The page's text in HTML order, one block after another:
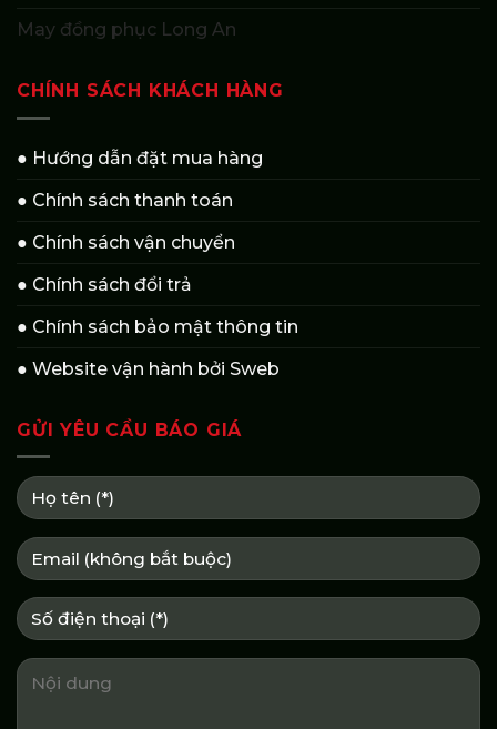
May đồng phục Long An
CHÍNH SÁCH KHÁCH HÀNG
● Hướng dẫn đặt mua hàng
● Chính sách thanh toán
● Chính sách vận chuyển
● Chính sách đổi trả
● Chính sách bảo mật thông tin
● Website vận hành bởi Sweb
GỬI YÊU CẦU BÁO GIÁ